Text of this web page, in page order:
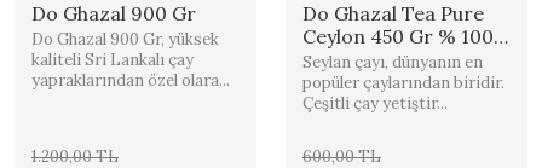
Do Ghazal 900 Gr
Do Ghazal 900 Gr, yüksek
kaliteli Sri Lankalı çay
yapraklarından özel olara...
1.200,00 TL
Do Ghazal Tea Pure
Ceylon 450 Gr % 100
Orjinal
Seylan çayı, dünyanın en
popüler çaylarından biridir.
Çeşitli çay yetiştir...
600,00 TL